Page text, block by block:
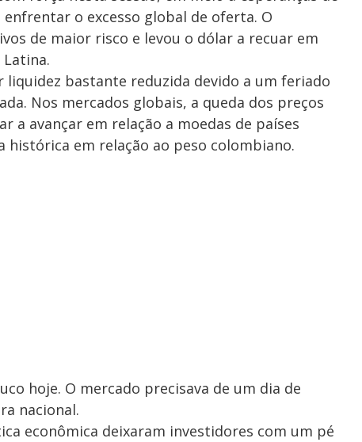
o excesso global de oferta. O
de maior risco e levou o dólar a recuar em
liquidez bastante reduzida devido a um feriado
Nos mercados globais, a queda dos preços
a avançar em relação a moedas de países
em relação ao peso colombiano.
hoje. O mercado precisava de um dia de
nacional.
econômica deixaram investidores com um pé